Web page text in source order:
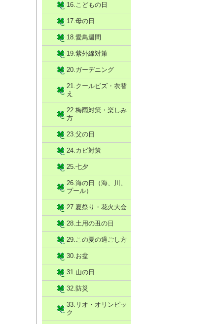
16.こどもの日
17.母の日
18.愛鳥週間
19.紫外線対策
20.ガーデニング
21.クールビズ・衣替
え
22.梅雨対策・楽しみ
方
23.父の日
24.カビ対策
25.七夕
26.海の日（海、川、
プール）
27.夏祭り・花火大会
28.土用の丑の日
29.この夏の過ごし方
30.お盆
31.山の日
32.防災
33.リオ・オリンピッ
ク